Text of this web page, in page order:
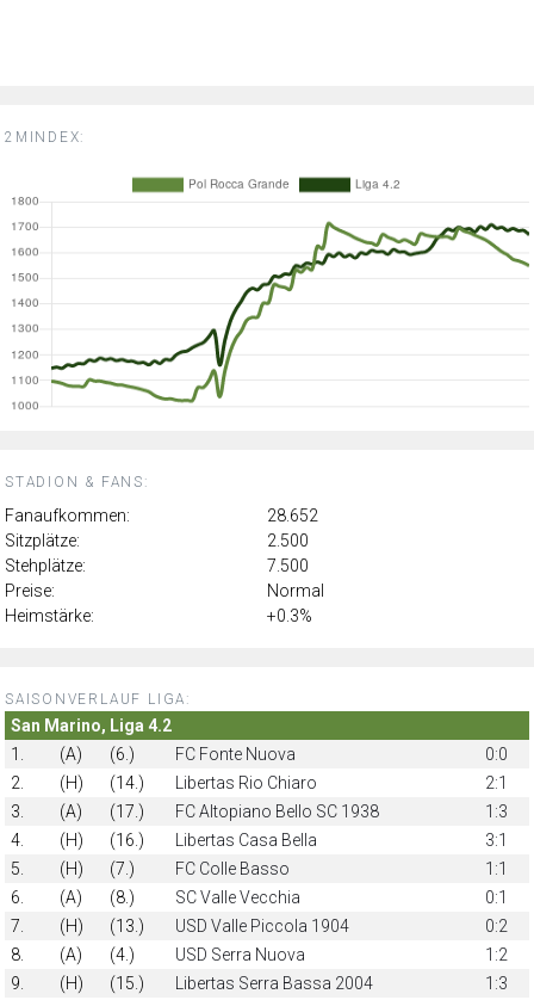
2MINDEX:
STADION & FANS:
Fanaufkommen:
28.652
Sitzplätze:
2.500
Stehplätze:
7.500
Preise:
Normal
Heimstärke:
+0.3%
SAISONVERLAUF LIGA:
San Marino, Liga 4.2
1.
(A) (6.) FC Fonte Nuova
0:0
2.
(H) (14.) Libertas Rio Chiaro
2:1
3.
(A) (17.) FC Altopiano Bello SC 1938
1:3
4.
(H) (16.) Libertas Casa Bella
3:1
5.
(H) (7.) FC Colle Basso
1:1
6.
(A) (8.) SC Valle Vecchia
0:1
7.
(H) (13.) USD Valle Piccola 1904
0:2
8.
(A) (4.) USD Serra Nuova
1:2
9.
(H) (15.) Libertas Serra Bassa 2004
1:3